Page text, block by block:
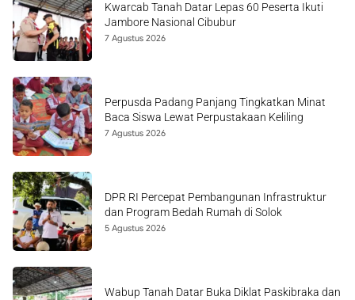
Kwarcab Tanah Datar Lepas 60 Peserta Ikuti
Jambore Nasional Cibubur
7 Agustus 2026
Perpusda Padang Panjang Tingkatkan Minat
Baca Siswa Lewat Perpustakaan Keliling
7 Agustus 2026
DPR RI Percepat Pembangunan Infrastruktur
dan Program Bedah Rumah di Solok
5 Agustus 2026
Wabup Tanah Datar Buka Diklat Paskibraka dan